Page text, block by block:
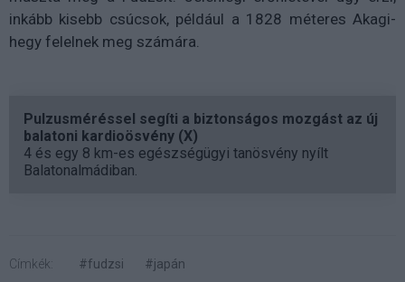
inkább kisebb csúcsok, például a 1828 méteres Akagi-
hegy felelnek meg számára.
Pulzusméréssel segíti a biztonságos mozgást az új
balatoni kardioösvény (X)
4 és egy 8 km-es egészségügyi tanösvény nyílt
Balatonalmádiban.
Címkék: #fudzsi #japán